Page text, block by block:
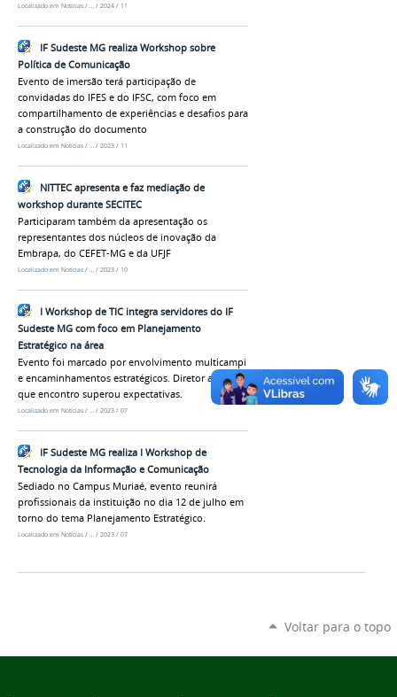
Localizado em Notícias / / 2024 / 11
IF Sudeste MG realiza Workshop sobre
Política de Comunicação
Evento de imersão terá participação de
convidadas do IFES e do IFSC, com foco em
compartilhamento de experiências e desafios para
a construção do documento
Localizado em Notícias / / 2023 / 11
NITTEC apresenta e faz mediação de
workshop durante SECITEC
Participaram também da apresentação os
representantes dos núcleos de inovação da
Embrapa, do CEFET-MG e da UFJF
Localizado em Notícias / … / 2023 / 10
I Workshop de TIC integra servidores do IF
Sudeste MG com foco em Planejamento
Estratégico na área
Evento foi marcado por envolvimento multicampi
e encaminhamentos estratégicos. Diretor acredita
que encontro superou expectativas.
Localizado em Notícias / … / 2023 / 07
IF Sudeste MG realiza I Workshop de
Tecnologia da Informação e Comunicação
Sediado no Campus Muriaé, evento reunirá
profissionais da instituição no dia 12 de julho em
torno do tema Planejamento Estratégico.
Localizado em Notícias / … / 2023 / 07
Voltar para o topo